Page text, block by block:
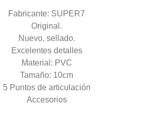
Fabricante: SUPER7
Original.
Nuevo, sellado.
Excelentes detalles
Material: PVC
Tamaño: 10cm
5 Puntos de articulación
Accesorios